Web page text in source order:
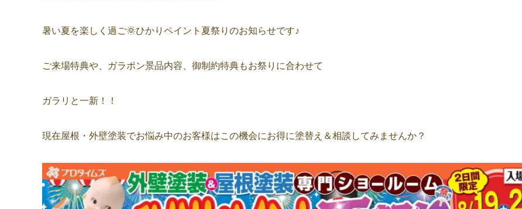
暑い夏を楽しく過ご🌞ひかりペイント夏祭りのお知らせです♪
ご来場特典や、ガラポン景品内容、御制約特典もお祭りに合わせて
ガラリと一新！！
現在屋根・外壁塗装でお悩み中のお客様はこの機会にお得に塗替え＆相談してみませんか？